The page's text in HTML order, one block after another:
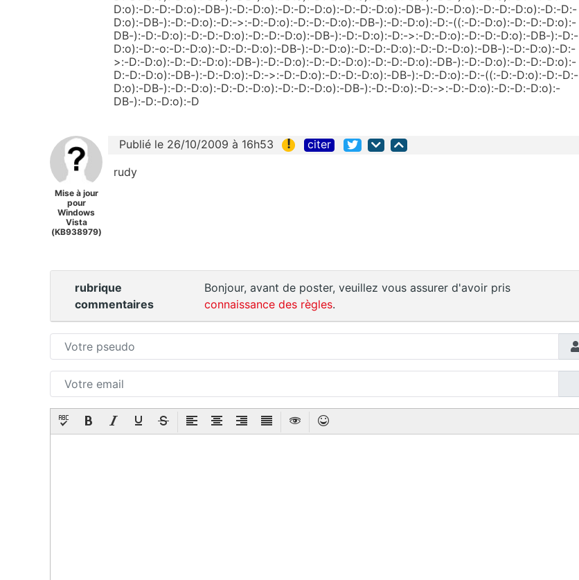
D:o):-D:-D:-D:o):-DB-):-D:-D:o):-D:-D:-D:o):-D:-D:-D:o):-DB-):-D:-D:o):-D:-D:-D:o):-D:-D:-
D:o):-DB-):-D:-D:o):-D:->:-D:-D:o):-D:-D:-D:o):-DB-):-D:-D:o):-D:-((:-D:-D:o):-D:-D:-D:o):-
DB-):-D:-D:o):-D:-D:-D:o):-D:-D:-D:o):-DB-):-D:-D:o):-D:->:-D:-D:o):-D:-D:-D:o):-DB-):-D:-
D:o):-D:-o:-D:-D:o):-D:-D:-D:o):-DB-):-D:-D:o):-D:-D:-D:o):-D:-D:-D:o):-DB-):-D:-D:o):-D:-
>:-D:-D:o):-D:-D:-D:o):-DB-):-D:-D:o):-D:-D:-D:o):-D:-D:-D:o):-DB-):-D:-D:o):-D:-D:-D:o):-
D:-D:-D:o):-DB-):-D:-D:o):-D:->:-D:-D:o):-D:-D:-D:o):-DB-):-D:-D:o):-D:-((:-D:-D:o):-D:-D:-
D:o):-DB-):-D:-D:o):-D:-D:-D:o):-D:-D:-D:o):-DB-):-D:-D:o):-D:->:-D:-D:o):-D:-D:-D:o):-
DB-):-D:-D:o):-D
Mise à jour
pour
Windows
Vista
(KB938979)
Publié le 26/10/2009 à 16h53 ! citer
rudy
rubrique
commentaires
Bonjour, avant de poster, veuillez vous assurer d'avoir pris
connaissance des règles.